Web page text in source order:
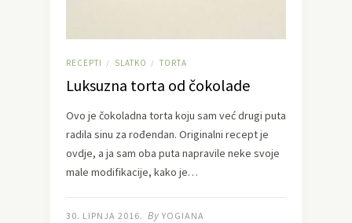
RECEPTI / SLATKO / TORTA
Luksuzna torta od čokolade
Ovo je čokoladna torta koju sam već drugi puta
radila sinu za rođendan. Originalni recept je
ovdje, a ja sam oba puta napravile neke svoje
male modifikacije, kako je…
30. LIPNJA 2016. By YOGIANA